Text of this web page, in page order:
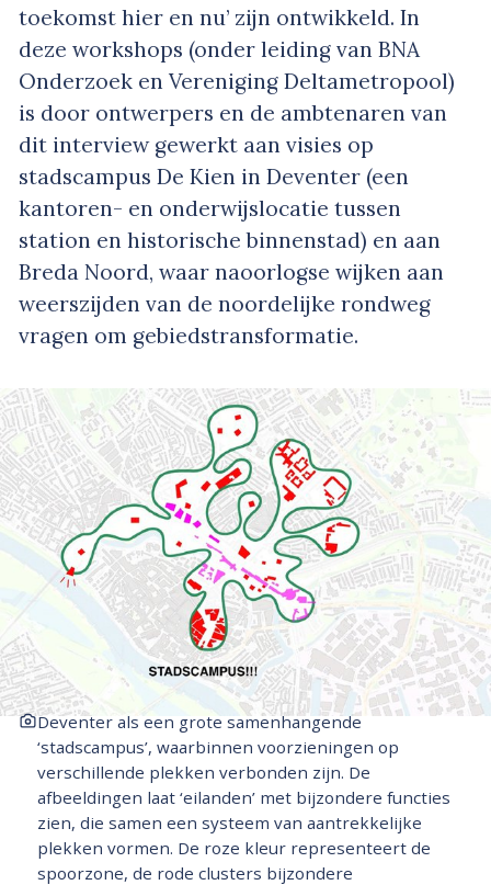
toekomst hier en nu’ zijn ontwikkeld. In
deze workshops (onder leiding van BNA
Onderzoek en Vereniging Deltametropool)
is door ontwerpers en de ambtenaren van
dit interview gewerkt aan visies op
stadscampus De Kien in Deventer (een
kantoren- en onderwijslocatie tussen
station en historische binnenstad) en aan
Breda Noord, waar naoorlogse wijken aan
weerszijden van de noordelijke rondweg
vragen om gebiedstransformatie.
Deventer als een grote samenhangende
‘stadscampus’, waarbinnen voorzieningen op
verschillende plekken verbonden zijn. De
afbeeldingen laat ‘eilanden’ met bijzondere functies
zien, die samen een systeem van aantrekkelijke
plekken vormen. De roze kleur representeert de
spoorzone, de rode clusters bijzondere